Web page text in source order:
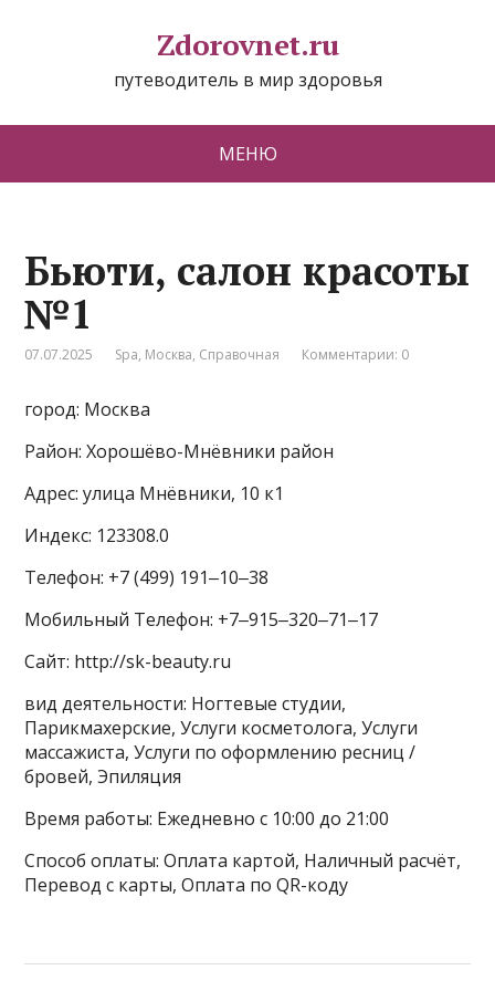
Zdorovnet.ru
путеводитель в мир здоровья
МЕНЮ
Бьюти, салон красоты
№1
07.07.2025 Spa, Москва, Справочная Комментарии: 0
город: Москва
Район: Хорошёво-Мнёвники район
Адрес: улица Мнёвники, 10 к1
Индекс: 123308.0
Телефон: +7 (499) 191‒10‒38
Мобильный Телефон: +7‒915‒320‒71‒17
Сайт: http://sk-beauty.ru
вид деятельности: Ногтевые студии,
Парикмахерские, Услуги косметолога, Услуги
массажиста, Услуги по оформлению ресниц /
бровей, Эпиляция
Время работы: Ежедневно с 10:00 до 21:00
Способ оплаты: Оплата картой, Наличный расчёт,
Перевод с карты, Оплата по QR-коду